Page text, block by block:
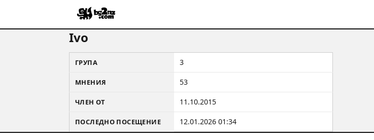
Ivo
ГРУПА 3
МНЕНИЯ 53
ЧЛЕН ОТ 11.10.2015
ПОСЛЕДНО ПОСЕЩЕНИЕ 12.01.2026 01:34